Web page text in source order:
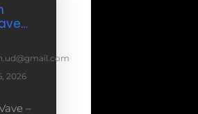
2026
–